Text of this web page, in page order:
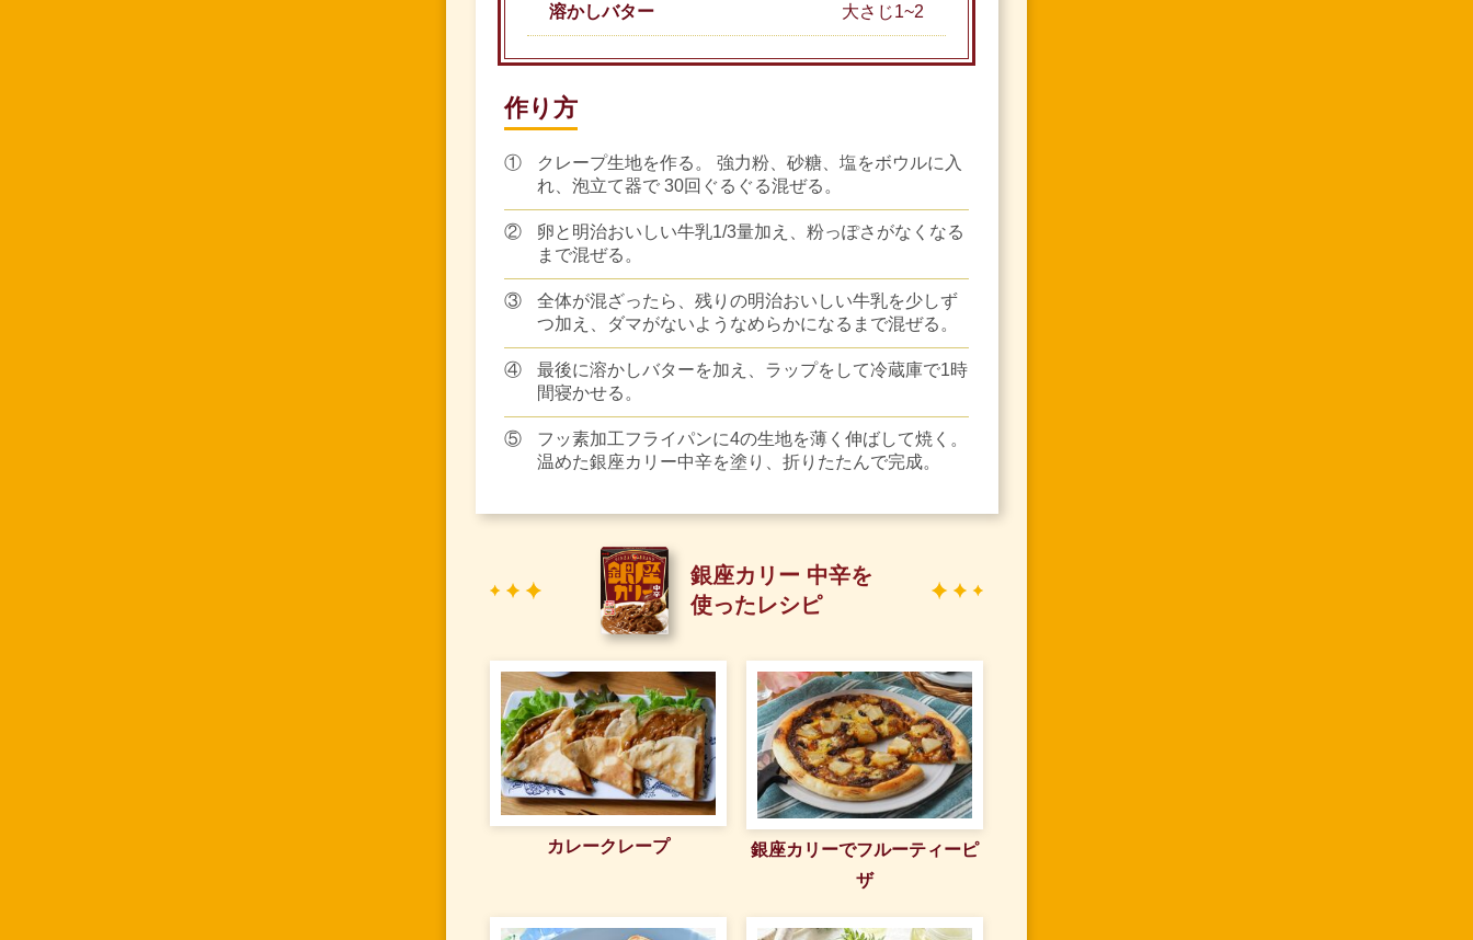
溶かしバター 大さじ1~2
作り方
①
クレープ生地を作る。 強力粉、砂糖、塩をボウルに入
れ、泡立て器で 30回ぐるぐる混ぜる。
②
卵と明治おいしい牛乳1/3量加え、粉っぽさがなくなる
まで混ぜる。
③
全体が混ざったら、残りの明治おいしい牛乳を少しず
つ加え、ダマがないようなめらかになるまで混ぜる。
④
最後に溶かしバターを加え、ラップをして冷蔵庫で1時
間寝かせる。
⑤
フッ素加工フライパンに4の生地を薄く伸ばして焼く。
温めた銀座カリー中辛を塗り、折りたたんで完成。
銀座カリー 中辛を
使ったレシピ
カレークレープ
銀座カリーでフルーティーピ
ザ